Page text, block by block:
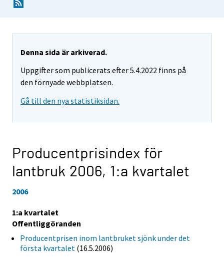
Denna sida är arkiverad.
Uppgifter som publicerats efter 5.4.2022 finns på
den förnyade webbplatsen.
Gå till den nya statistiksidan.
Producentprisindex för
lantbruk 2006, 1:a kvartalet
2006
1:a kvartalet
Offentliggöranden
Producentprisen inom lantbruket sjönk under det
första kvartalet (16.5.2006)